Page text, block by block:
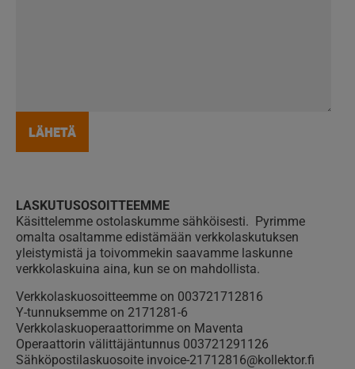
LASKUTUSOSOITTEEMME
Käsittelemme ostolaskumme sähköisesti. Pyrimme
omalta osaltamme edistämään verkkolaskutuksen
yleistymistä ja toivommekin saavamme laskunne
verkkolaskuina aina, kun se on mahdollista.
Verkkolaskuosoitteemme on 003721712816
Y-tunnuksemme on 2171281-6
Verkkolaskuoperaattorimme on Maventa
Operaattorin välittäjäntunnus 003721291126
Sähköpostilaskuosoite invoice-21712816@kollektor.fi